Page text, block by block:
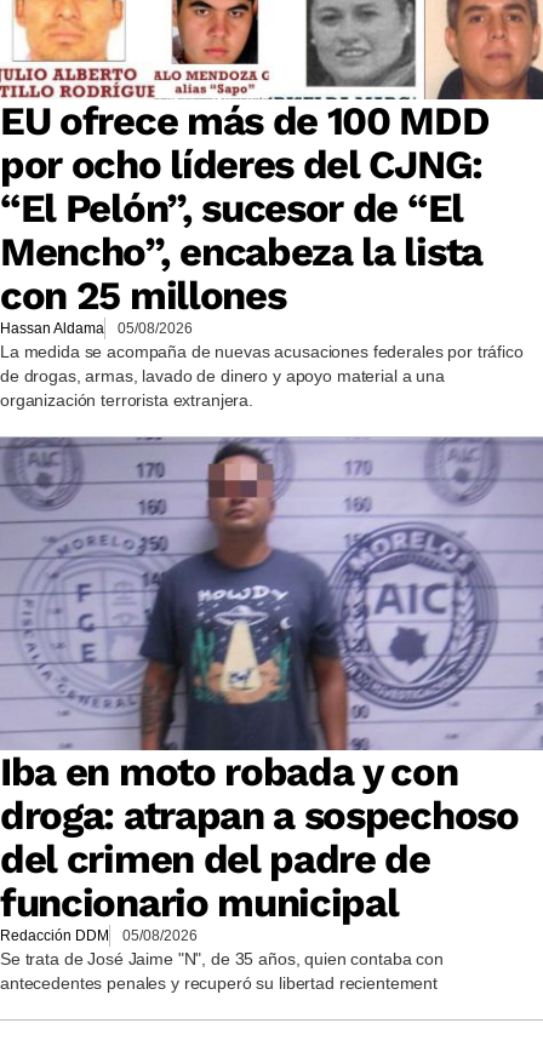
EU ofrece más de 100 MDD
por ocho líderes del CJNG:
“El Pelón”, sucesor de “El
Mencho”, encabeza la lista
con 25 millones
Hassan Aldama 05/08/2026
La medida se acompaña de nuevas acusaciones federales por tráfico
de drogas, armas, lavado de dinero y apoyo material a una
organización terrorista extranjera.
Iba en moto robada y con
droga: atrapan a sospechoso
del crimen del padre de
funcionario municipal
Redacción DDM 05/08/2026
Se trata de José Jaime "N", de 35 años, quien contaba con
antecedentes penales y recuperó su libertad recientement